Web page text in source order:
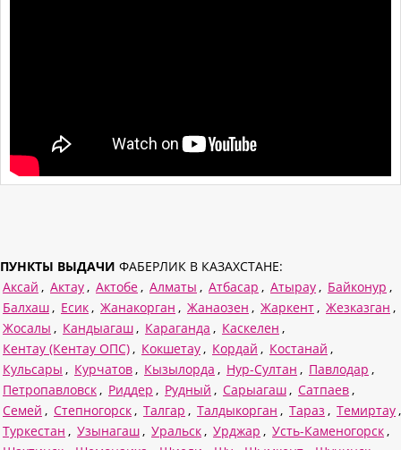
ПУНКТЫ ВЫДАЧИ ФАБЕРЛИК В КАЗАХСТАНЕ:
Аксай , Актау, Актобе, Алматы , Атбасар , Атырау, Байконур ,
Балхаш, Есик, Жанакорган , Жанаозен , Жаркент, Жезказган ,
Жосалы , Кандыагаш, Караганда , Каскелен ,
Кентау (Кентау ОПС), Кокшетау, Кордай , Костанай ,
Кульсары , Курчатов, Кызылорда , Нур-Султан , Павлодар ,
Петропавловск, Риддер , Рудный , Сарыагаш, Сатпаев,
Семей , Степногорск, Талгар , Талдыкорган , Тараз , Темиртау,
Туркестан , Узынагаш, Уральск, Урджар , Усть-Каменогорск,